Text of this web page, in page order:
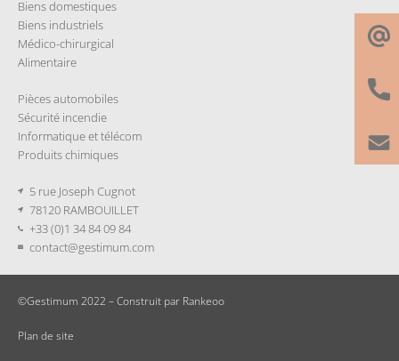
Biens domestiques
Biens industriels
Médico-chirurgical
Alimentaire
Pièces automobiles
Sécurité incendie
Informatique et télécom
Produits chimiques
5 rue Joseph Cugnot
78120 RAMBOUILLET
+33 (0)1 34 84 09 84
contact@gestimum.com
©Gestimum 2022 – Construit par Rankeoo
Plan de site